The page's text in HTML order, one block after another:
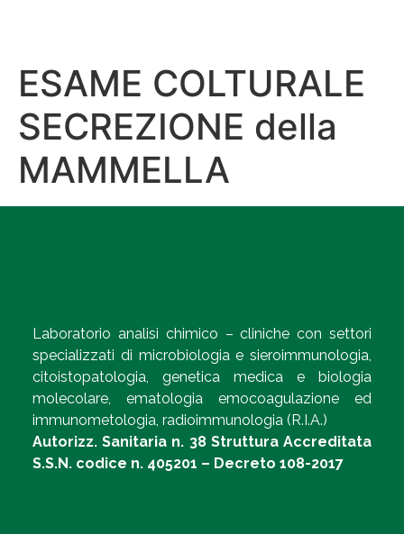
ESAME COLTURALE
SECREZIONE della
MAMMELLA
Laboratorio analisi chimico – cliniche con settori
specializzati di microbiologia e sieroimmunologia,
citoistopatologia, genetica medica e biologia
molecolare, ematologia emocoagulazione ed
immunometologia, radioimmunologia (R.I.A.)
Autorizz. Sanitaria n. 38 Struttura Accreditata
S.S.N. codice n. 405201 – Decreto 108-2017